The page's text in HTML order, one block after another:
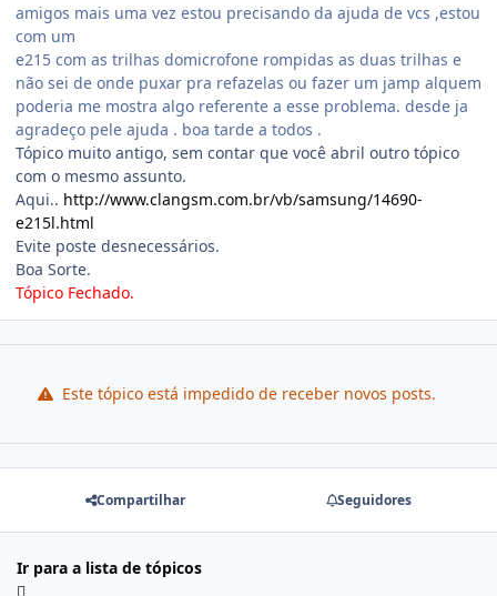
amigos mais uma vez estou precisando da ajuda de vcs ,estou
com um
e215 com as trilhas domicrofone rompidas as duas trilhas e
não sei de onde puxar pra refazelas ou fazer um jamp alquem
poderia me mostra algo referente a esse problema. desde ja
agradeço pele ajuda . boa tarde a todos .
Tópico muito antigo, sem contar que você abril outro tópico
com o mesmo assunto.
Aqui.. http://www.clangsm.com.br/vb/samsung/14690-
e215l.html
Evite poste desnecessários.
Boa Sorte.
Tópico Fechado.
Este tópico está impedido de receber novos posts.
Compartilhar Seguidores
Ir para a lista de tópicos